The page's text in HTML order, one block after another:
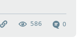
0
586